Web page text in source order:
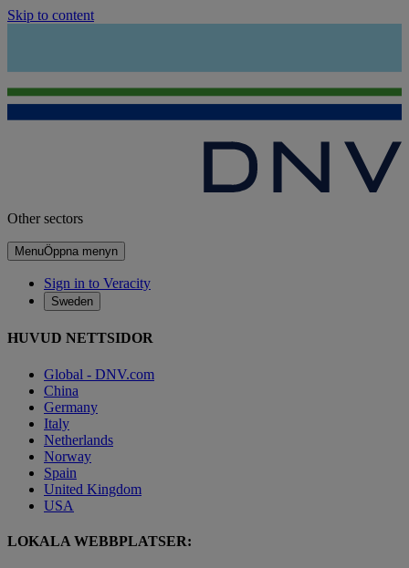
Skip to content
Other sectors
MenuÖppna menyn
Sign in to Veracity
Sweden
HUVUD NETTSIDOR
Global - DNV.com
China
Germany
Italy
Netherlands
Norway
Spain
United Kingdom
USA
LOKALA WEBBPLATSER: